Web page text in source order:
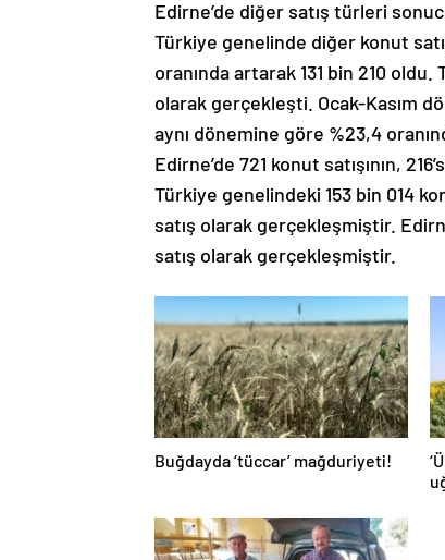
Edirne’de diğer satış türleri
Türkiye genelinde diğer konut
oranında artarak 131 bin 210 oldu.
olarak gerçekleşti. Ocak-Kasım
aynı dönemine göre %23,4
Edirne’de 721 konut satışının,
Türkiye genelindeki 153 bin 014
satış olarak gerçekleşmiştir.
satış olarak gerçekleşmiştir.
Buğdayda ‘tüccar’ mağduriyeti!